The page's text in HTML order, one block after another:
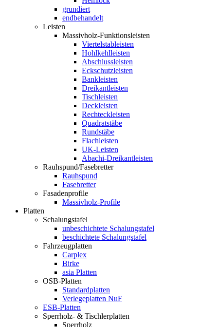
grundiert
endbehandelt
Leisten
Massivholz-Funktionsleisten
Viertelstableisten
Hohlkehlleisten
Abschlussleisten
Eckschutzleisten
Bankleisten
Dreikantleisten
Tischleisten
Deckleisten
Rechteckleisten
Quadratstäbe
Rundstäbe
Flachleisten
UK-Leisten
Abachi-Dreikantleisten
Rauhspund/Fasebretter
Rauhspund
Fasebretter
Fasadenprofile
Massivholz-Profile
Platten
Schalungstafel
unbeschichtete Schalungstafel
beschichtete Schalungstafel
Fahrzeugplatten
Carplex
Birke
asia Platten
OSB-Platten
Standardplatten
Verlegeplatten NuF
ESB-Platten
Sperrholz- & Tischlerplatten
Sperrholz